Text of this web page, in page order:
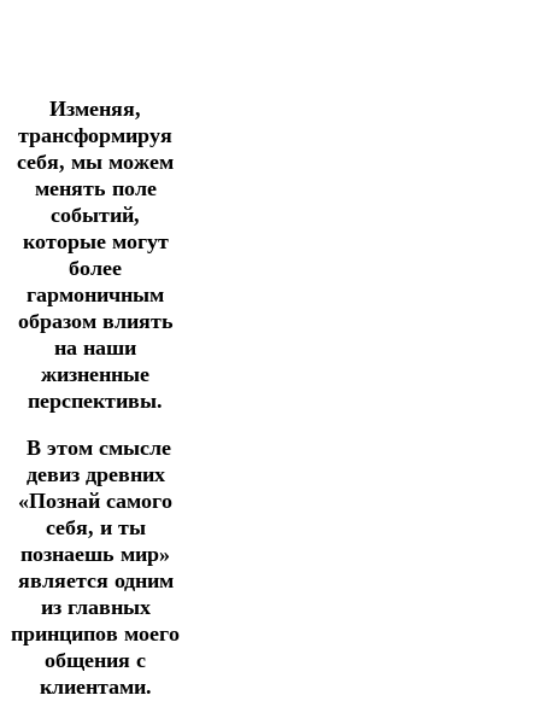
Изменяя,
трансформируя
себя, мы можем
менять поле
событий,
которые могут
более
гармоничным
образом влиять
на наши
жизненные
перспективы.
В этом смысле
девиз древних
«Познай самого
себя, и ты
познаешь мир»
является одним
из главных
принципов моего
общения с
клиентами.